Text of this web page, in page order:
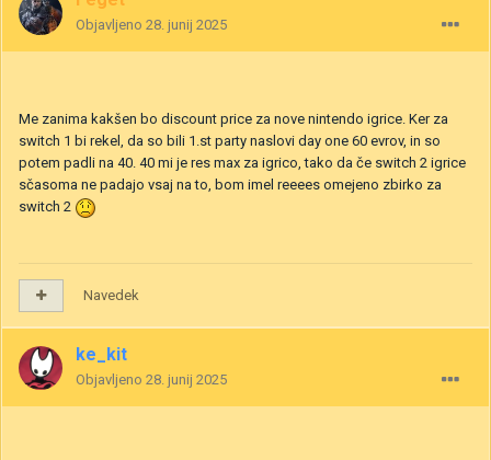
Objavljeno 28. junij 2025
Me zanima kakšen bo discount price za nove nintendo igrice. Ker za
switch 1 bi rekel, da so bili 1.st party naslovi day one 60 evrov, in so
potem padli na 40. 40 mi je res max za igrico, tako da če switch 2 igrice
sčasoma ne padajo vsaj na to, bom imel reeees omejeno zbirko za
switch 2
Navedek
ke_kit
Objavljeno 28. junij 2025